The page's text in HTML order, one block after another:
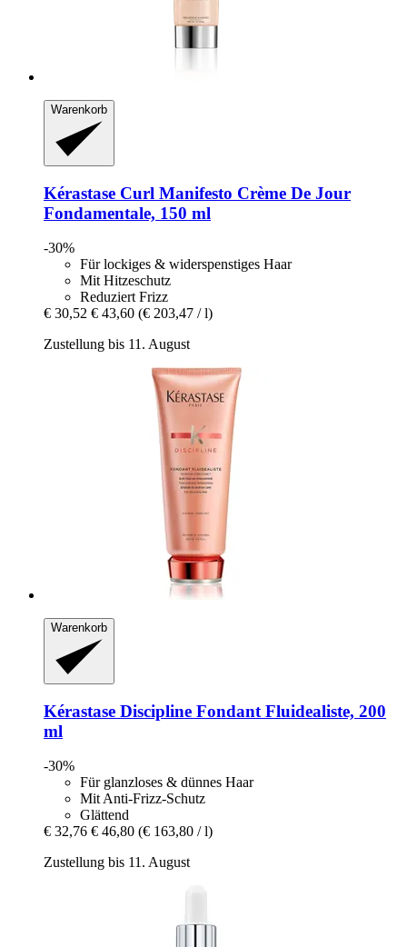
Warenkorb
Kérastase Curl Manifesto Crème De Jour
Fondamentale, 150 ml
-30%
Für lockiges & widerspenstiges Haar
Mit Hitzeschutz
Reduziert Frizz
€ 30,52 € 43,60 (€ 203,47 / l)
Zustellung bis 11. August
Warenkorb
Kérastase Discipline Fondant Fluidealiste, 200
ml
-30%
Für glanzloses & dünnes Haar
Mit Anti-Frizz-Schutz
Glättend
€ 32,76 € 46,80 (€ 163,80 / l)
Zustellung bis 11. August